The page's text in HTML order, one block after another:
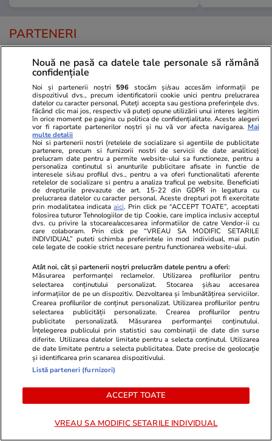
PARTENERI
Libertateapentrufemei.ro
Doliu la TV! Anunțul tragic al
dimineții a venit acum și frânge
inimi! A murit subit
prezentatoarea TV care ani de
zile ne-a adus știri de pe Litoral
Avantaje.ro
Dieta
oricine!
urmează
specialiști!
fiecare zi și
acestui stil
ȘTIRI ROMÂNIA
Politică 04 aug.
România riscă să piardă
miliarde de euro din PNRR
după un vot în Senat. De ce
legea decarbonizării
Nouă ne pasă ca datele tale personale să rămână
confidențiale
Noi și partenerii noștri 596 stocăm și/sau accesăm informații pe
dispozitivul dvs., precum identificatorii cookie unici pentru prelucrarea
datelor cu caracter personal. Puteți accepta sau gestiona preferințele dvs.
făcând clic mai jos, respectiv vă puteți opune utilizării unui interes legitim
în orice moment pe pagina cu politica de confidențialitate. Aceste alegeri
vor fi raportate partenerilor noștri și nu vă vor afecta navigarea. Mai
multe detalii
Noi si partenerii nostri (retelele de socializare si agentiile de publicitate
partenere, precum si furnizorii nostri de servicii de date analitice)
prelucram date pentru a permite website-ului sa functioneze, pentru a
personaliza continutul si anunturile publicitare afisate in functie de
interesele si/sau profilul dvs., pentru a va oferi functionalitati aferente
retelelor de socializare si pentru a analiza traficul pe website. Beneficiati
de drepturile prevazute de art. 15-22 din GDPR in legatura cu
prelucrarea datelor cu caracter personal. Aceste drepturi pot fi exercitate
prin modalitatea indicataaici. Prin click pe “ACCEPT TOATE”, acceptati
folosirea tuturor Tehnologiilor de tip Cookie, care implica inclusiv acceptul
dvs. cu privire la stocarea/accesarea informatiilor de catre Vendor-ii cu
care colaboram. Prin click pe “VREAU SA MODIFIC SETARILE
INDIVIDUAL” puteti schimba preferintele in mod individual, mai putin
cele legate de cookie strict necesare pentru functionarea website-ului.
Atât noi, cât și partenerii noștri prelucrăm datele pentru a oferi:
Măsurarea performanței reclamelor. Utilizarea profilurilor pentru
selectarea conținutului personalizat. Stocarea și/sau accesarea
informațiilor de pe un dispozitiv. Dezvoltarea și îmbunătățirea serviciilor.
Crearea profilurilor de conținut personalizat. Utilizarea profilurilor pentru
selectarea publicității personalizate. Crearea profilurilor pentru
publicitate personalizată. Măsurarea performanței conținutului.
Înțelegerea publicului prin statistici sau combinații de date din surse
diferite. Utilizarea datelor limitate pentru a selecta conținutul. Utilizarea
de date limitate pentru a selecta publicitatea. Date precise de geolocație
și identificarea prin scanarea dispozitivului.
Listă parteneri (furnizori)
ACCEPT TOATE
VREAU SA MODIFIC SETARILE INDIVIDUAL